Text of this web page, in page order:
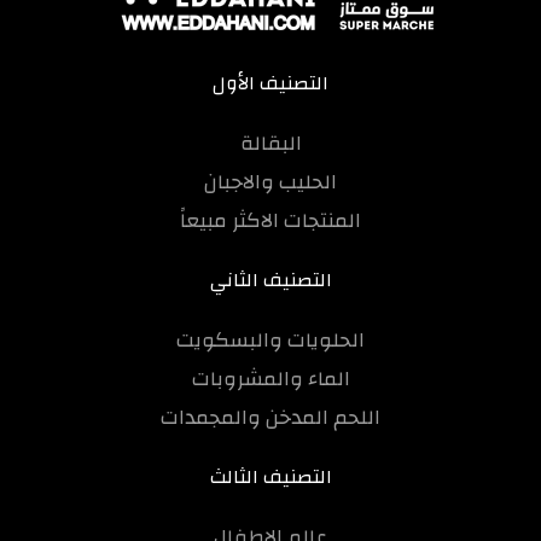
التصنيف الأول
البقالة
الحليب والاجبان
المنتجات الاكثر مبيعاً
التصنيف الثاني
الحلويات والبسكويت
الماء والمشروبات
اللحم المدخن والمجمدات
التصنيف الثالث